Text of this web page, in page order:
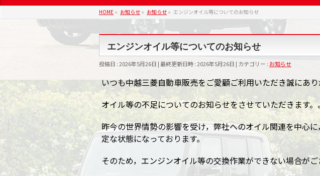
HOME » お知らせ » お知らせ » エンジンオイル等についてのお知らせ
エンジンオイル等についてのお知らせ
投稿日 : 2026年5月26日 最終更新日時 : 2026年5月26日 カテゴリー : お知らせ
いつも中越三菱自動車販売をご愛顧ご利用いただき誠にあり
オイル等の不足についてのお知らせをさせていただきます。
昨今の世界情勢の影響を受け，弊社へのオイル関連を中心
定な状態になっております。
そのため，エンジンオイル等の交換作業ができない場合がご